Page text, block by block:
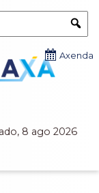
8 ago 2026
Axenda